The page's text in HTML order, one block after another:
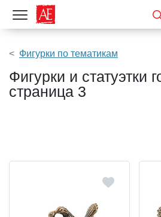
Показать меню
Фигурки по тематикам
Фигурки и статуэтки
страница 3